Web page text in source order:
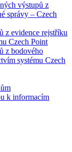
výstupů z
správy – Czech
z evidence rejstříku
Czech Point
z bodového
systému Czech
k informacím